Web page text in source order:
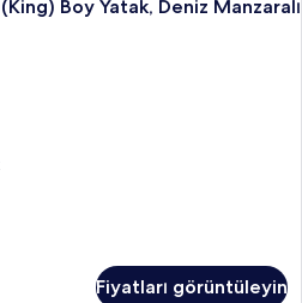
Boy Yatak, Deniz Manzaralı
Fiyatları görüntüleyin